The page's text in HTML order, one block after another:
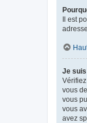
Il est
Je
vous
vous
vous
avez